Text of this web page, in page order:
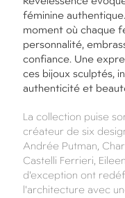
féminine
moment où chaque
personnalité,
confiance. Une
ces bijoux sculptés,
authenticité et
La collection puise
créateur de six
Andrée Putman,
Castelli Ferrieri,
d'exception ont
l'architecture avec